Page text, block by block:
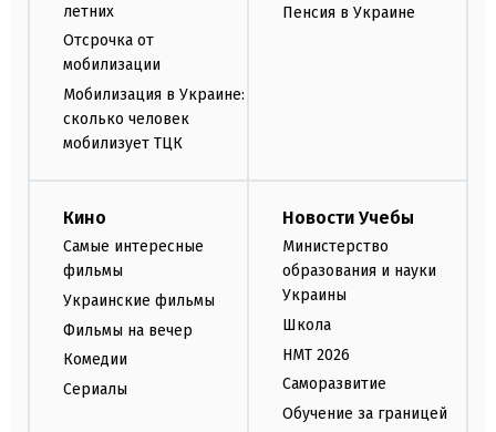
летних
Отсрочка от
мобилизации
Мобилизация в Украине:
сколько человек
мобилизует ТЦК
Пенсия в Украине
Кино
Самые интересные
фильмы
Украинские фильмы
Фильмы на вечер
Комедии
Сериалы
Новости Учебы
Министерство
образования и науки
Украины
Школа
НМТ 2026
Саморазвитие
Обучение за границей